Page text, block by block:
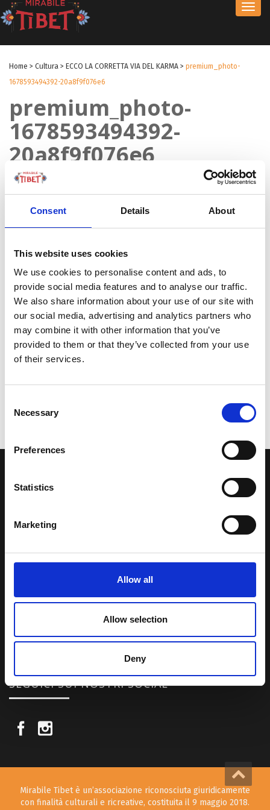
Consent Details About
This website uses cookies
We use cookies to personalise content and ads, to
provide social media features and to analyse our traffic.
We also share information about your use of our site with
our social media, advertising and analytics partners who
may combine it with other information that you’ve
provided to them or that they’ve collected from your use
of their services.
Selection
Necessary
Preferences
Statistics
Marketing
Allow all
Allow selection
Deny
Home > Cultura > ECCO LA CORRETTA VIA DEL KARMA > premium_photo-
1678593494392-20a8f9f076e6
premium_photo-
1678593494392-
20a8f9f076e6
by Redazione
Una comunità di appassionati della cultura tibetana che hanno
avuto modo di viaggiare e conoscere questa meravigliosa regione.
paesaggi e la sua gente è capace di riempire il cuore.
Attraverso i nostri contributi cercheremo agevolare la conoscenza
vicina la possibilità per chiunque voglia – almeno una volta nella vita
– visitare il “Tetto del Mondo”.
SEGUICI SUI NOSTRI SOCIAL
Mirabile Tibet è un’associazione riconosciuta giuridicamente
con finalità culturali e ricreative, costituita il 9 maggio 2018.